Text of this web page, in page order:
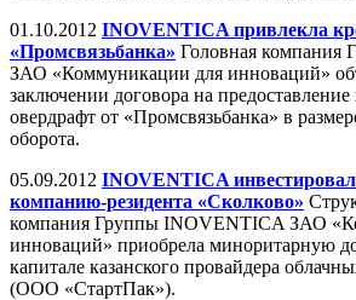
01.10.2012 INOVENTICA привлекла
«Промсвязьбанка» Головная компания
ЗАО «Коммуникации для инноваций»
заключении договора на
овердрафт от «Промсвязьбанка» в
оборота.
05.09.2012 INOVENTICA
компанию-резидента «Сколково»
компания Группы INOVENTICA ЗАО
инноваций» приобрела миноритарную
капитале казанского провайдера
(ООО «СтартПак»).